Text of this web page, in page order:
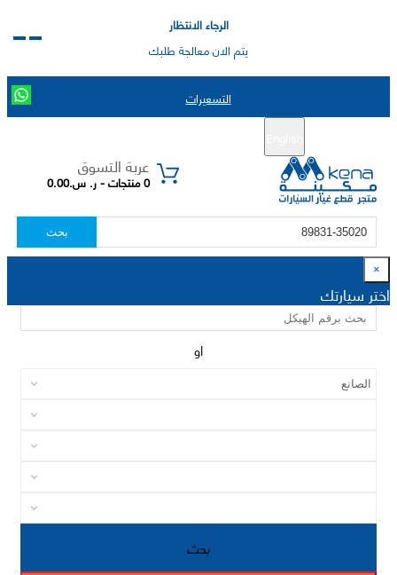
الرجاء الانتظار
يتم الان معالجة طلبك
التسعيرات
عربة التسوق
0 منتجات - ر. س.0.00
بحث
×
اختر سيارتك
او
بحث